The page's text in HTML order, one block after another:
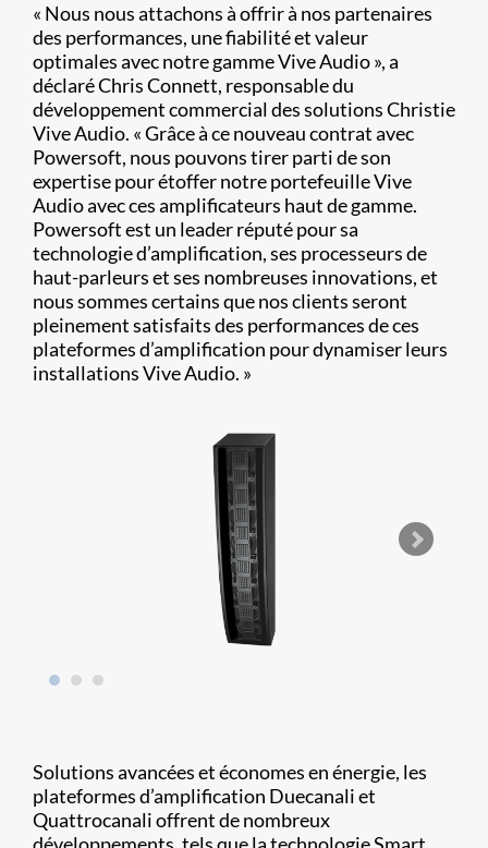
« Nous nous attachons à offrir à nos partenaires
des performances, une fiabilité et valeur
optimales avec notre gamme Vive Audio », a
déclaré Chris Connett, responsable du
développement commercial des solutions Christie
Vive Audio. « Grâce à ce nouveau contrat avec
Powersoft, nous pouvons tirer parti de son
expertise pour étoffer notre portefeuille Vive
Audio avec ces amplificateurs haut de gamme.
Powersoft est un leader réputé pour sa
technologie d’amplification, ses processeurs de
haut-parleurs et ses nombreuses innovations, et
nous sommes certains que nos clients seront
pleinement satisfaits des performances de ces
plateformes d’amplification pour dynamiser leurs
installations Vive Audio. »
Solutions avancées et économes en énergie, les
plateformes d’amplification Duecanali et
Quattrocanali offrent de nombreux